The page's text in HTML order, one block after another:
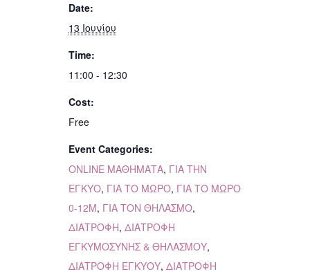
Date:
13 Ιουνίου
Time:
11:00 - 12:30
Cost:
Free
Event Categories:
ONLINE ΜΑΘΗΜΑΤΑ, ΓΙΑ ΤΗΝ
ΕΓΚΥΟ, ΓΙΑ ΤΟ ΜΩΡΟ, ΓΙΑ ΤΟ ΜΩΡΟ
0-12Μ, ΓΙΑ ΤΟΝ ΘΗΛΑΣΜΟ,
ΔΙΑΤΡΟΦΗ, ΔΙΑΤΡΟΦΗ
ΕΓΚΥΜΟΣΥΝΗΣ & ΘΗΛΑΣΜΟΥ,
ΔΙΑΤΡΟΦΗ ΕΓΚΥΟΥ, ΔΙΑΤΡΟΦΗ